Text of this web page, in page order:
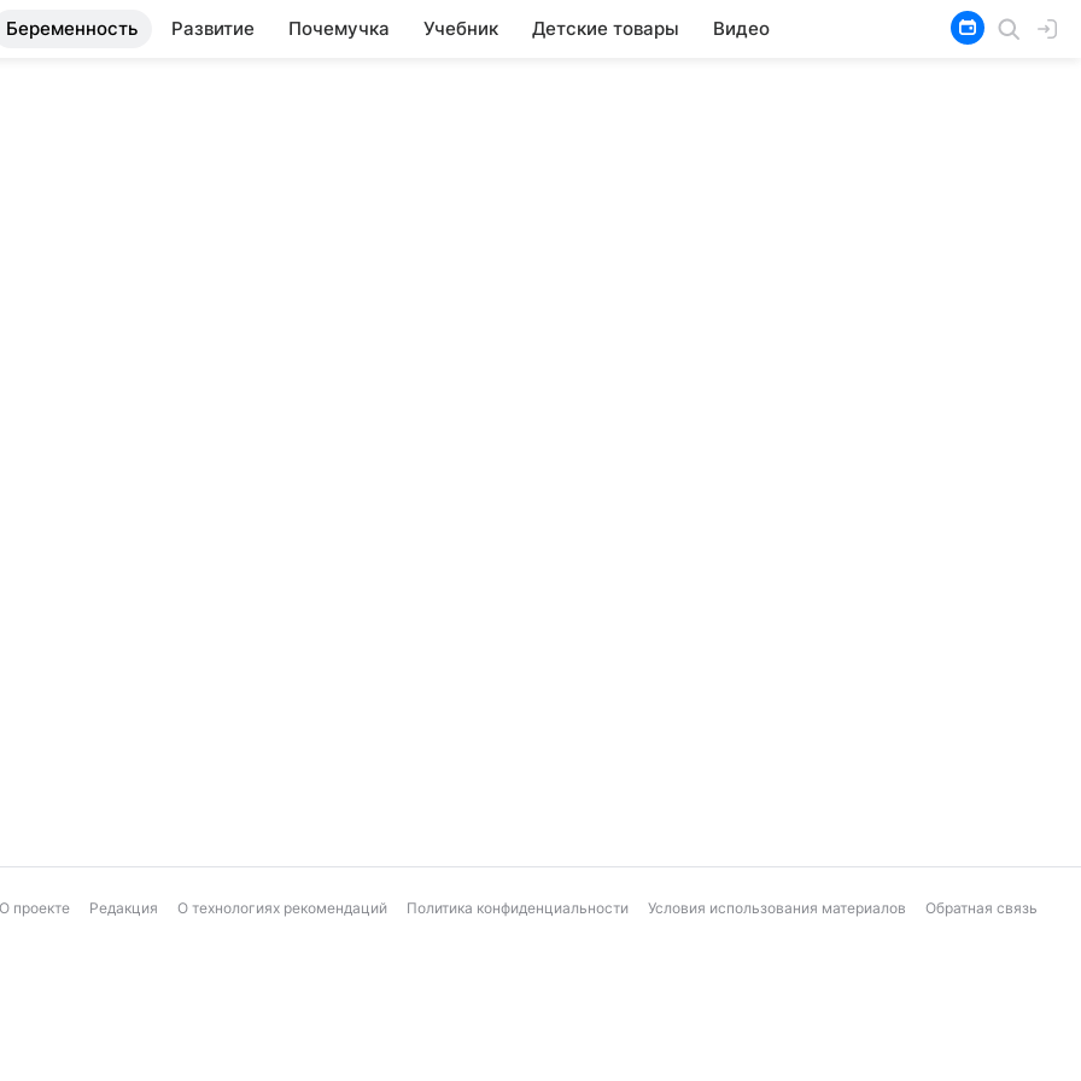
Беременность Развитие Почемучка Учебник Детские товары Видео
О проекте Редакция О технологиях рекомендаций Политика конфиденциальности Условия использования материалов Обратная связь